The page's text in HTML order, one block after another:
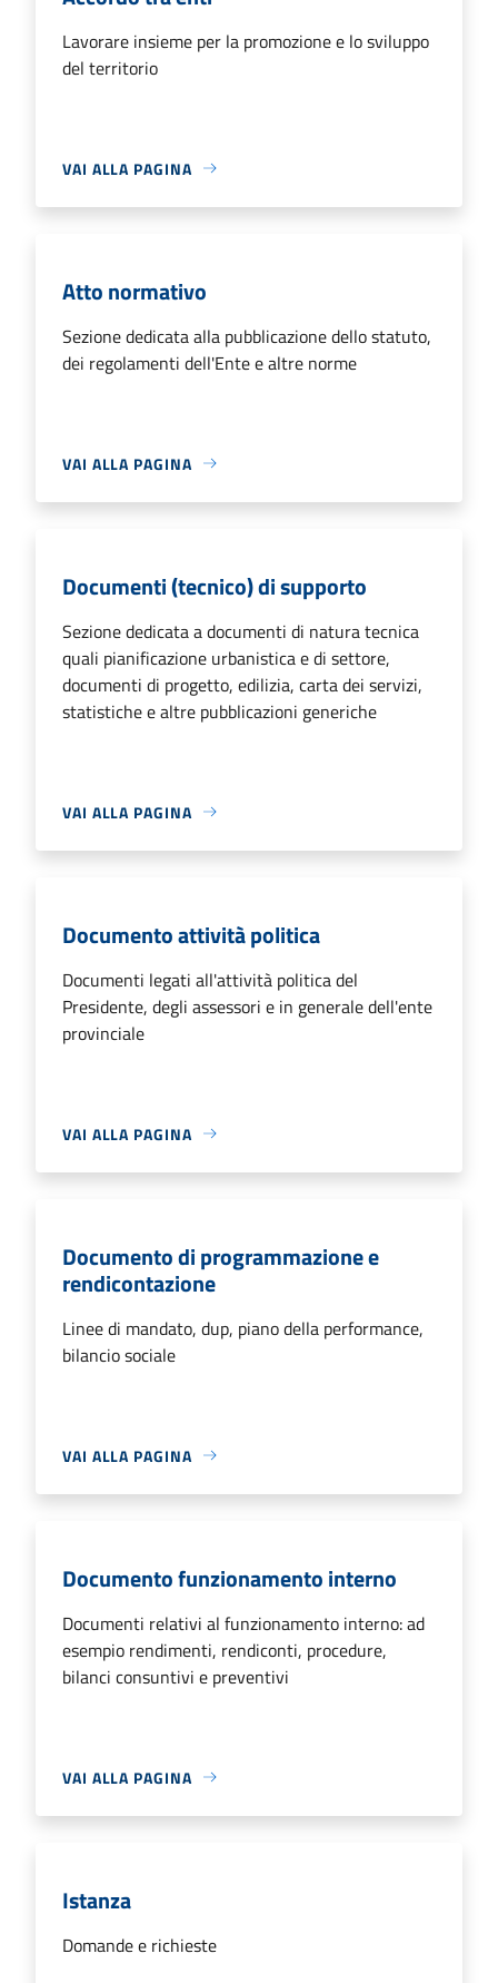
Lavorare insieme per la promozione e lo sviluppo
del territorio
VAI ALLA PAGINA
Atto normativo
Sezione dedicata alla pubblicazione dello statuto,
dei regolamenti dell'Ente e altre norme
VAI ALLA PAGINA
Documenti (tecnico) di supporto
Sezione dedicata a documenti di natura tecnica
quali pianificazione urbanistica e di settore,
documenti di progetto, edilizia, carta dei servizi,
statistiche e altre pubblicazioni generiche
VAI ALLA PAGINA
Documento attività politica
Documenti legati all'attività politica del
Presidente, degli assessori e in generale dell'ente
provinciale
VAI ALLA PAGINA
Documento di programmazione e
rendicontazione
Linee di mandato, dup, piano della performance,
bilancio sociale
VAI ALLA PAGINA
Documento funzionamento interno
Documenti relativi al funzionamento interno: ad
esempio rendimenti, rendiconti, procedure,
bilanci consuntivi e preventivi
VAI ALLA PAGINA
Istanza
Domande e richieste